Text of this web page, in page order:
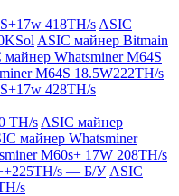
418TH/s ASIC
ASIC майнер Bitmain
майнер Whatsminer M64S
M64S 18.5W222TH/s
428TH/s
TH/s ASIC майнер
майнер Whatsminer
M60s+ 17W 208TH/s
s — Б/У ASIC
s